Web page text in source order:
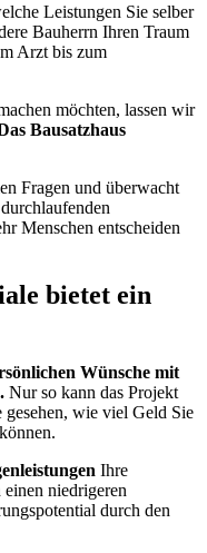
Leistungen Sie selber
Bauherrn Ihren Traum
Arzt bis zum
möchten, lassen wir
Bausatzhaus
Fragen und überwacht
Menschen entscheiden
bietet ein
Wünsche mit
Nur so kann das Projekt
wie viel Geld Sie
Ihre
niedrigeren
durch den